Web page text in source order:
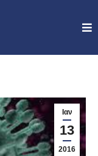
Ιαν
13
2016